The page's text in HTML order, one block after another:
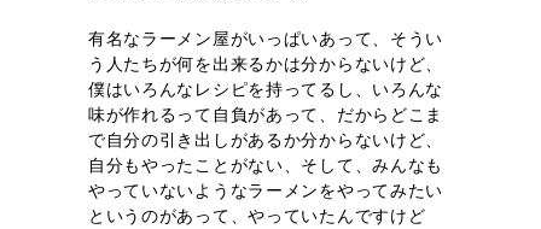
有名なラーメン屋がいっぱいあって、そうい
う人たちが何を出来るかは分からないけど、
僕はいろんなレシピを持ってるし、いろんな
味が作れるって自負があって、だからどこま
で自分の引き出しがあるか分からないけど、
自分もやったことがない、そして、みんなも
やっていないようなラーメンをやってみたい
というのがあって、やっていたんですけど